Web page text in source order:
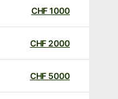
1000
CHF
2000
CHF
5000
CHF